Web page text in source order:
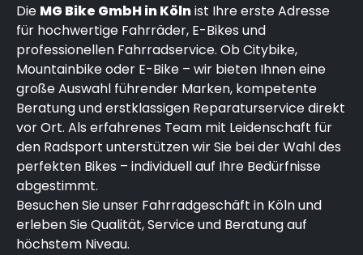
Die MG Bike GmbH in Kölnist Ihre erste Adresse
für hochwertige Fahrräder, E-Bikes und
professionellen Fahrradservice. Ob Citybike,
Mountainbike oder E-Bike – wir bieten Ihnen eine
große Auswahl führender Marken, kompetente
Beratung und erstklassigen Reparaturservice direkt
vor Ort. Als erfahrenes Team mit Leidenschaft für
den Radsport unterstützen wir Sie bei der Wahl des
perfekten Bikes – individuell auf Ihre Bedürfnisse
abgestimmt.
Besuchen Sie unser Fahrradgeschäft in Köln und
erleben Sie Qualität, Service und Beratung auf
höchstem Niveau.